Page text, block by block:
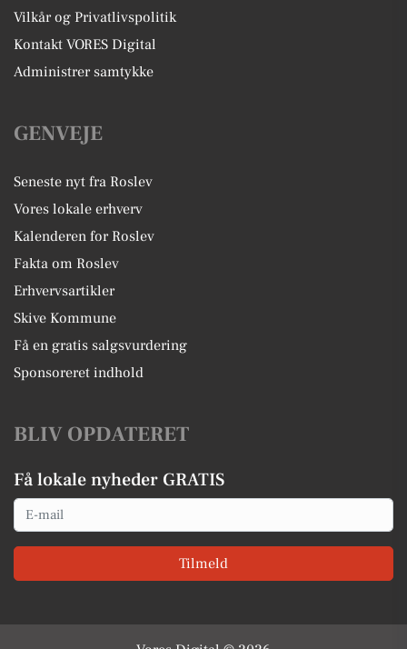
Vilkår og Privatlivspolitik
Kontakt VORES Digital
Administrer samtykke
GENVEJE
Seneste nyt fra Roslev
Vores lokale erhverv
Kalenderen for Roslev
Fakta om Roslev
Erhvervsartikler
Skive Kommune
Få en gratis salgsvurdering
Sponsoreret indhold
BLIV OPDATERET
Få lokale nyheder GRATIS
Email
Tilmeld